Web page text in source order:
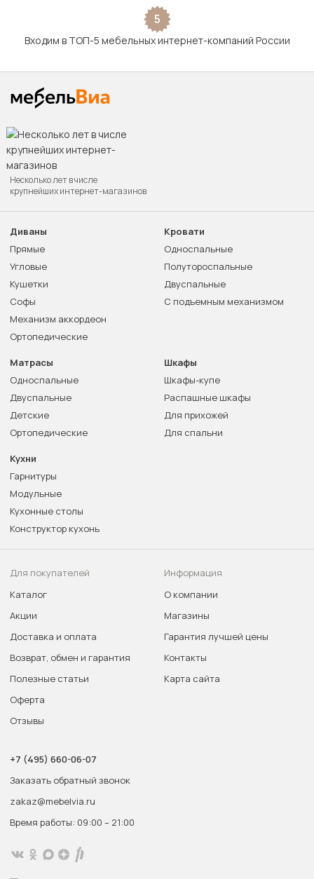
5
Входим в ТОП-5 мебельных интернет-компаний России
Несколько лет в числе
крупнейших интернет-магазинов
Диваны
Прямые
Угловые
Кушетки
Софы
Механизм аккордеон
Ортопедические
Кровати
Односпальные
Полутороспальные
Двуспальные
С подъемным механизмом
Матрасы
Односпальные
Двуспальные
Детские
Ортопедические
Шкафы
Шкафы-купе
Распашные шкафы
Для прихожей
Для спальни
Кухни
Гарнитуры
Модульные
Кухонные столы
Конструктор кухонь
Для покупателей
Каталог
Акции
Доставка и оплата
Возврат, обмен и гарантия
Полезные статьи
Оферта
Отзывы
Информация
О компании
Магазины
Гарантия лучшей цены
Контакты
Карта сайта
+7 (495) 660-06-07
Заказать обратный звонок
zakaz@mebelvia.ru
Время работы: 09:00 – 21:00